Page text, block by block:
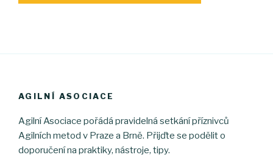
AGILNÍ ASOCIACE
Agilní Asociace pořádá pravidelná setkání příznivců
Agilních metod v Praze a Brně. Přijďte se podělit o
doporučení na praktiky, nástroje, tipy.